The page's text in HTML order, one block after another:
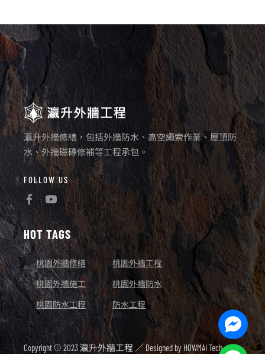
瀛升外牆修繕，包括外牆防水、高空繩索作業、屋頂防
水、外牆磁磚修補等工程承包。
FOLLOW US
HOT TAGS
桃園外牆修繕 桃園外牆工程
桃園外牆施工 桃園外牆防水
桃園防水工程 防水工程
Copyright © 2023 瀛升外牆工程 ／ Designed by HOWMAI Tech.